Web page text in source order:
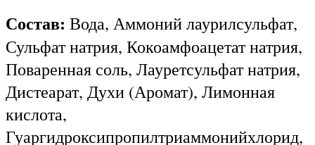
Состав: Вода, Аммоний лаурилсульфат,
Сульфат натрия, Кокоамфоацетат натрия,
Поваренная соль, Лауретсульфат натрия,
Дистеарат, Духи (Аромат), Лимонная
кислота,
Гуаргидроксипропилтриаммонийхлорид,